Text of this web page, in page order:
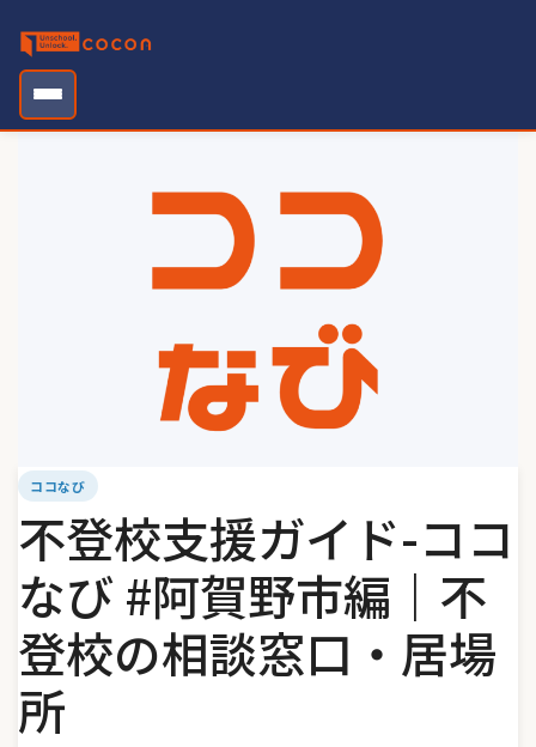
content
ココなび
不登校支援ガイド-ココ
なび #阿賀野市編｜不
登校の相談窓口・居場
所